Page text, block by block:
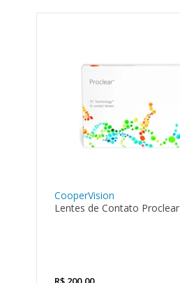
CooperVision
Lentes de Contato Proclear